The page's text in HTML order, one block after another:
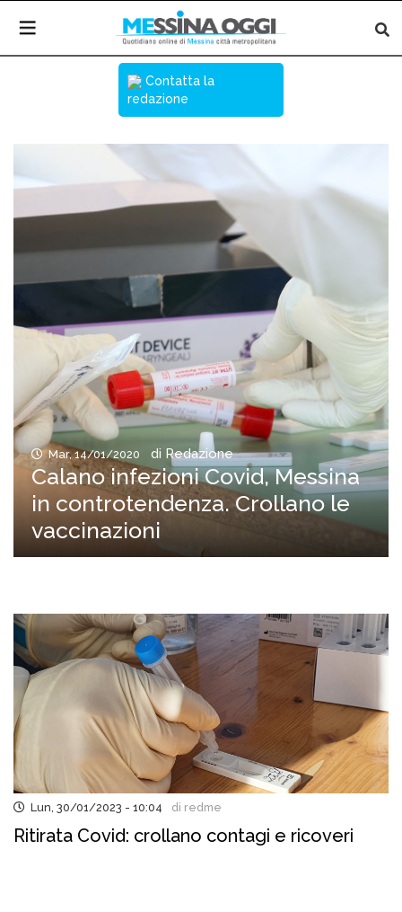
Contatta la
redazione
Mar, 14/01/2020 di Redazione
Calano infezioni Covid, Messina
in controtendenza. Crollano le
vaccinazioni
Lun, 30/01/2023 - 10:04 di redme
Ritirata Covid: crollano contagi e ricoveri